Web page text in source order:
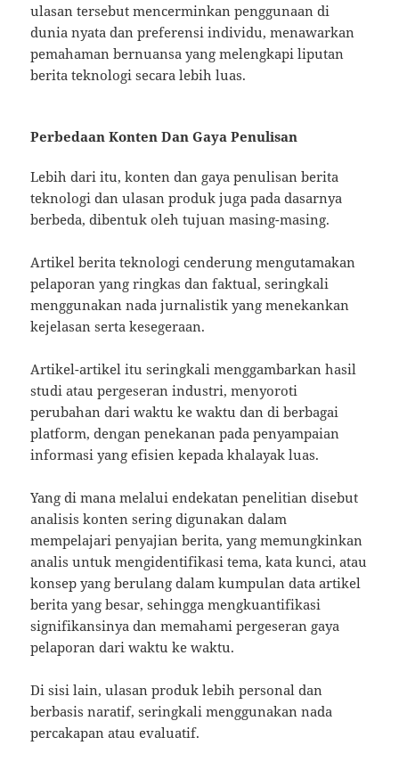
ulasan tersebut mencerminkan penggunaan di
dunia nyata dan preferensi individu, menawarkan
pemahaman bernuansa yang melengkapi liputan
berita teknologi secara lebih luas.
Perbedaan Konten Dan Gaya Penulisan
Lebih dari itu, konten dan gaya penulisan berita
teknologi dan ulasan produk juga pada dasarnya
berbeda, dibentuk oleh tujuan masing-masing.
Artikel berita teknologi cenderung mengutamakan
pelaporan yang ringkas dan faktual, seringkali
menggunakan nada jurnalistik yang menekankan
kejelasan serta kesegeraan.
Artikel-artikel itu seringkali menggambarkan hasil
studi atau pergeseran industri, menyoroti
perubahan dari waktu ke waktu dan di berbagai
platform, dengan penekanan pada penyampaian
informasi yang efisien kepada khalayak luas.
Yang di mana melalui endekatan penelitian disebut
analisis konten sering digunakan dalam
mempelajari penyajian berita, yang memungkinkan
analis untuk mengidentifikasi tema, kata kunci, atau
konsep yang berulang dalam kumpulan data artikel
berita yang besar, sehingga mengkuantifikasi
signifikansinya dan memahami pergeseran gaya
pelaporan dari waktu ke waktu.
Di sisi lain, ulasan produk lebih personal dan
berbasis naratif, seringkali menggunakan nada
percakapan atau evaluatif.